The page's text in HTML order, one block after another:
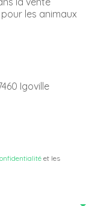
les animaux
Igoville
et les